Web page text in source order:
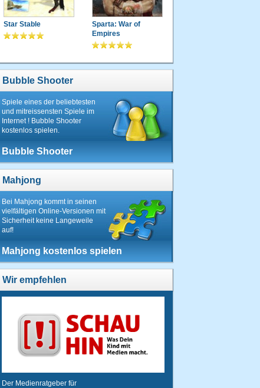
Star Stable
Sparta: War of
Empires
Bubble Shooter
Spiele eines der beliebtesten
und mitreissensten Spiele im
Internet ! Bubble Shooter
kostenlos spielen.
Bubble Shooter
Mahjong
Bei Mahjong kommt in seinen
vielfältigen Online-Versionen mit
Sicherheit keine Langeweile
auf!
Mahjong kostenlos spielen
Wir empfehlen
Der Medienratgeber für